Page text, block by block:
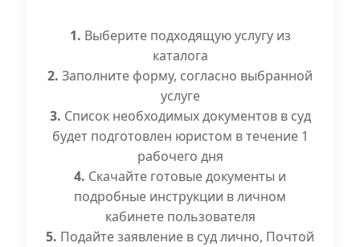
1. Выберите подходящую услугу из
каталога
2. Заполните форму, согласно выбранной
услуге
3. Список необходимых документов в суд
будет подготовлен юристом в течение 1
рабочего дня
4. Скачайте готовые документы и
подробные инструкции в личном
кабинете пользователя
5. Подайте заявление в суд лично, Почтой